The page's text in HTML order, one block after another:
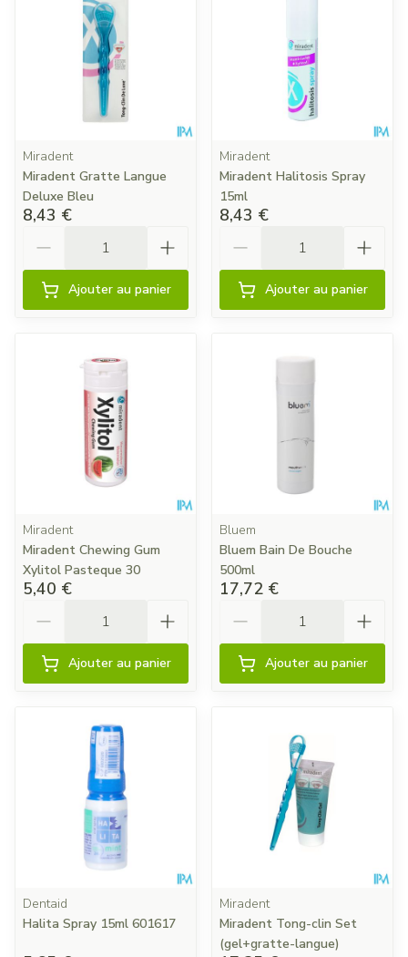
Miradent
Miradent Gratte Langue
Deluxe Bleu
8,43 €
Ajouter au panier
Miradent
Miradent Halitosis Spray
15ml
8,43 €
Ajouter au panier
Miradent
Miradent Chewing Gum
Xylitol Pasteque 30
5,40 €
Ajouter au panier
Bluem
Bluem Bain De Bouche
500ml
17,72 €
Ajouter au panier
Dentaid
Halita Spray 15ml 601617
Miradent
Miradent Tong-clin Set
(gel+gratte-langue)